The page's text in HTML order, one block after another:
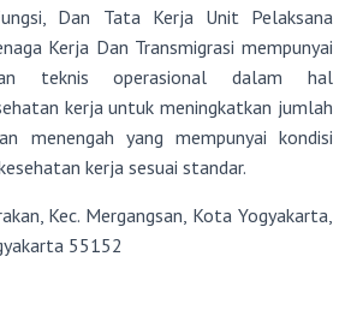
Dan Tata Kerja Unit Pelaksana
Kerja Dan Transmigrasi mempunyai
teknis operasional dalam hal
kerja untuk meningkatkan jumlah
menengah yang mempunyai kondisi
kerja sesuai standar.
Kec. Mergangsan, Kota Yogyakarta,
55152